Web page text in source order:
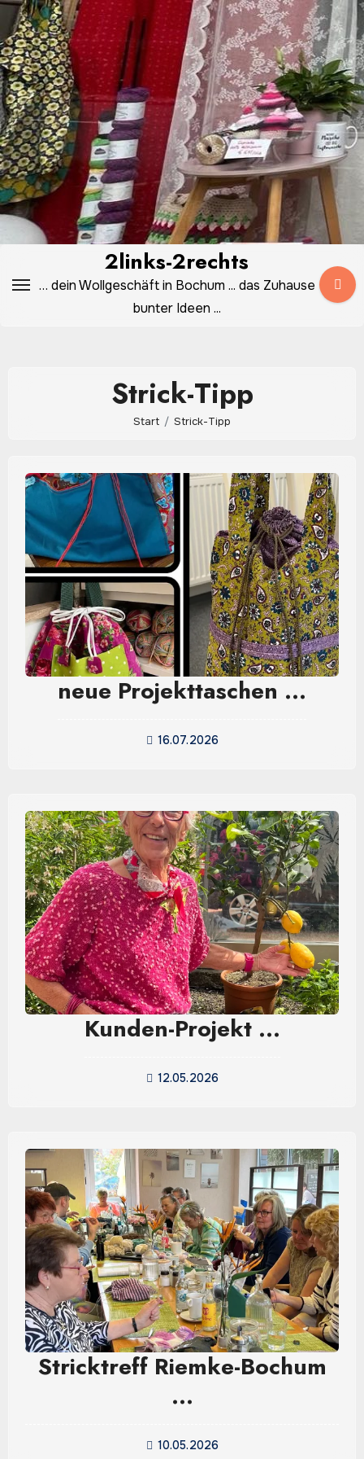
Zum
Inhalt
springen
2links-2rechts
… dein Wollgeschäft in Bochum ... das Zuhause
bunter Ideen ...
Strick-Tipp
Start Strick-Tipp
neue Projekttaschen …
16.07.2026
Kunden-Projekt …
12.05.2026
Stricktreff Riemke-Bochum
…
10.05.2026